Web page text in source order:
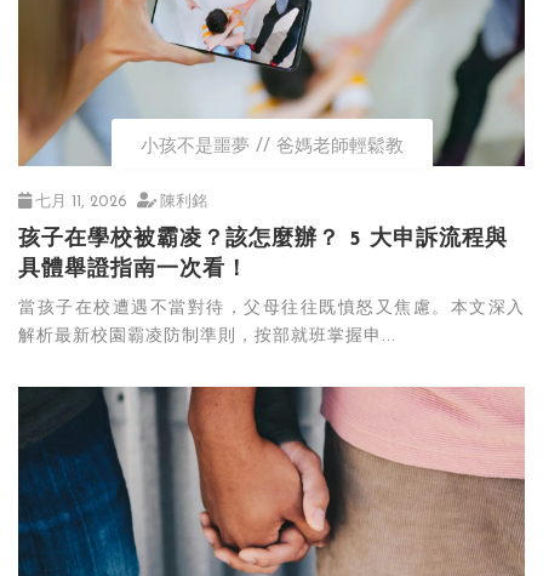
小孩不是噩夢 爸媽老師輕鬆教
七月 11, 2026 陳利銘
孩子在學校被霸凌？該怎麼辦？ 5 大申訴流程與
具體舉證指南一次看！
當孩子在校遭遇不當對待，父母往往既憤怒又焦慮。本文深入
解析最新校園霸凌防制準則，按部就班掌握申...